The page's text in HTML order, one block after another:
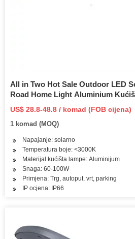
All in Two Hot Sale Outdoor LED
Road Home Light Aluminium
US$ 28.8-48.8 / komad (FOB cijena)
1 komad (MOQ)
Napajanje: solarno
Temperatura boje: <3000K
Materijal kućišta lampe: Aluminijum
Snaga: 60-100W
Primjena: Trg, autoput, vrt, parking
IP ocjena: IP66